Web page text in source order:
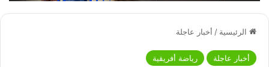
الرئيسية / أخبار عاجلة
أخبار عاجلة رياضة أفريقية